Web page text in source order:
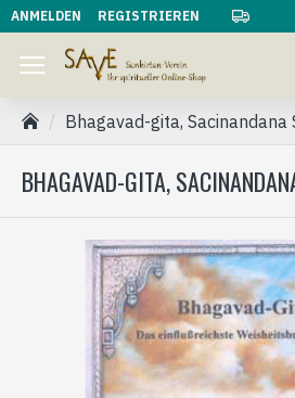
ANMELDEN REGISTRIEREN
Bhagavad-gita, Sacinandana
BHAGAVAD-GITA,